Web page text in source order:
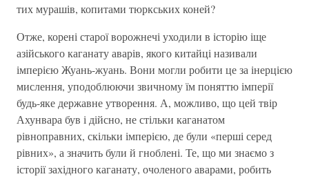
тих мурашів, копитами тюркських коней?
Отже, корені старої ворожнечі уходили в історію іще
азійського каганату аварів, якого китайці називали
імперією Жуань-жуань. Вони могли робити це за інерцією
мислення, уподоблюючи звичному їм поняттю імперії
будь-яке державне утворення. А, можливо, що цей твір
Ахунвара був і дійсно, не стільки каганатом
рівноправних, скільки імперією, де були «перші серед
рівних», а значить були й гноблені. Те, що ми знаємо з
історії західного каганату, очоленого аварами, робить